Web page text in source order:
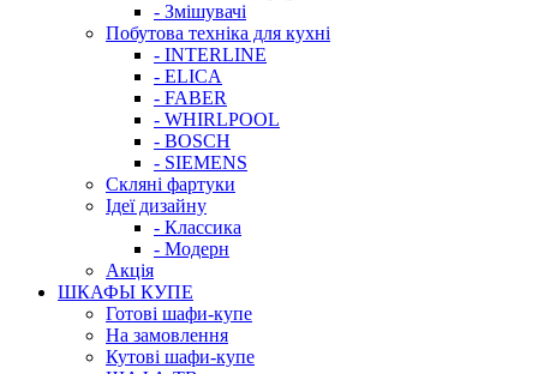
- Змішувачі
Побутова техніка для кухні
- INTERLINE
- ELICA
- FABER
- WHIRLPOOL
- BOSCH
- SIEMENS
Скляні фартуки
Ідеї дизайну
- Класcика
- Модерн
Акція
ШКАФЫ КУПЕ
Готові шафи-купе
На замовлення
Кутові шафи-купе